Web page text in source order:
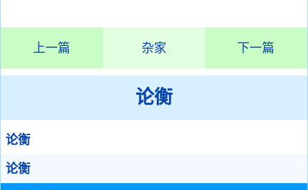
上一篇 杂家 下一篇
论衡
论衡
论衡